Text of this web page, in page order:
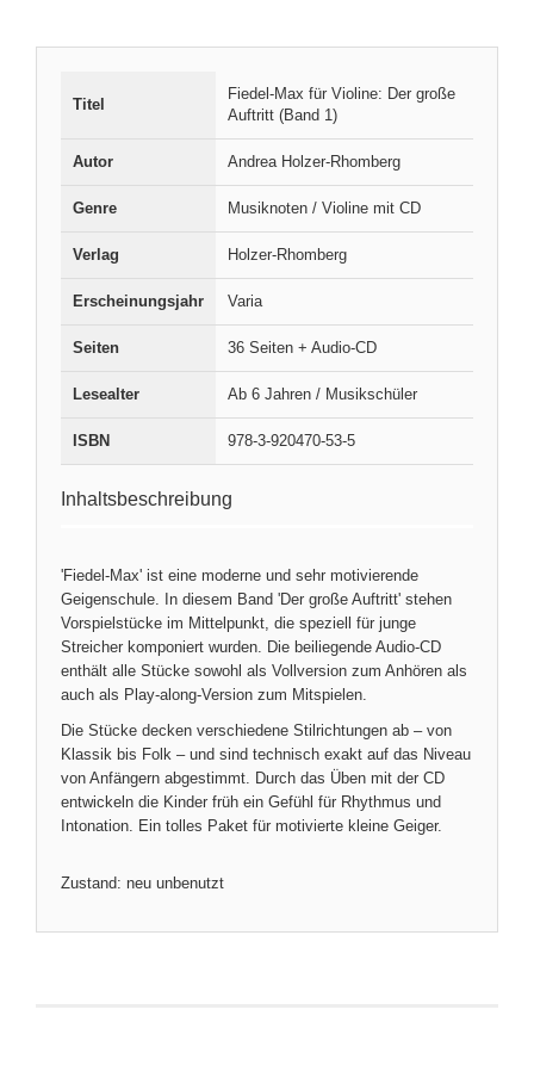
Titel
Fiedel-Max für Violine: Der große
Auftritt (Band 1)
Autor Andrea Holzer-Rhomberg
Genre Musiknoten / Violine mit CD
Verlag Holzer-Rhomberg
Erscheinungsjahr Varia
Seiten 36 Seiten + Audio-CD
Lesealter Ab 6 Jahren / Musikschüler
ISBN 978-3-920470-53-5
Inhaltsbeschreibung
'Fiedel-Max' ist eine moderne und sehr motivierende
Geigenschule. In diesem Band 'Der große Auftritt' stehen
Vorspielstücke im Mittelpunkt, die speziell für junge
Streicher komponiert wurden. Die beiliegende Audio-CD
enthält alle Stücke sowohl als Vollversion zum Anhören als
auch als Play-along-Version zum Mitspielen.
Die Stücke decken verschiedene Stilrichtungen ab – von
Klassik bis Folk – und sind technisch exakt auf das Niveau
von Anfängern abgestimmt. Durch das Üben mit der CD
entwickeln die Kinder früh ein Gefühl für Rhythmus und
Intonation. Ein tolles Paket für motivierte kleine Geiger.
Zustand: neu unbenutzt